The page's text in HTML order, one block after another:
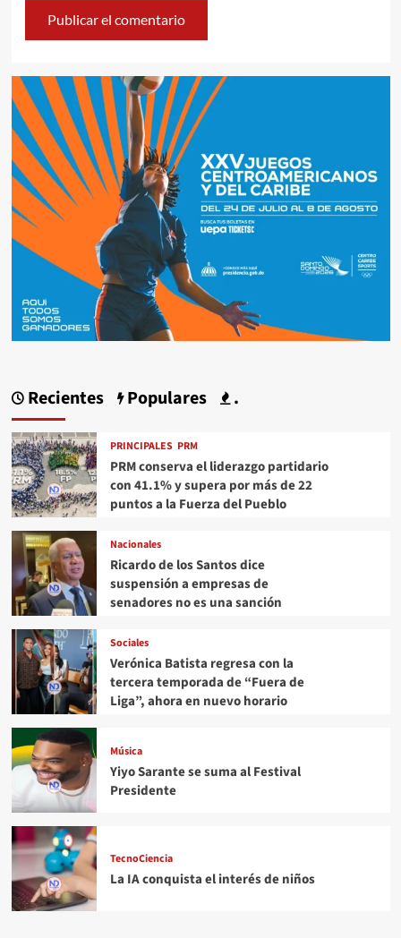
Recientes Populares .
PRINCIPALES PRM
PRM conserva el liderazgo partidario
con 41.1% y supera por más de 22
puntos a la Fuerza del Pueblo
Nacionales
Ricardo de los Santos dice
suspensión a empresas de
senadores no es una sanción
Sociales
Verónica Batista regresa con la
tercera temporada de “Fuera de
Liga”, ahora en nuevo horario
Música
Yiyo Sarante se suma al Festival
Presidente
TecnoCiencia
La IA conquista el interés de niños